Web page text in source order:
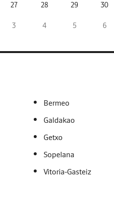
27 28 29 30
3 4 5 6
Bermeo
Galdakao
Getxo
Sopelana
Vitoria-Gasteiz